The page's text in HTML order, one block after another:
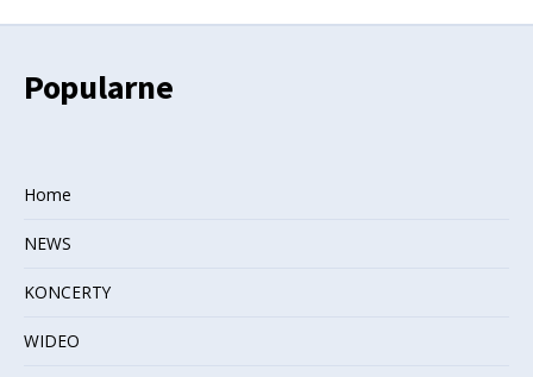
Popularne
Home
NEWS
KONCERTY
WIDEO